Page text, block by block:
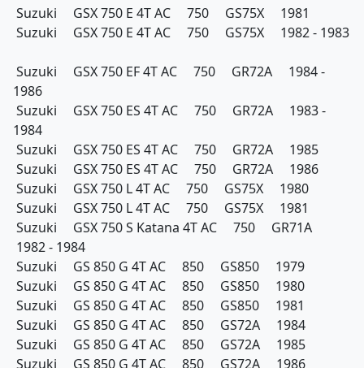
Suzuki GSX 750 E 4T AC 750 GS75X 1981
Suzuki GSX 750 E 4T AC 750 GS75X 1982 - 1983
Suzuki GSX 750 EF 4T AC 750 GR72A 1984 -
1986
Suzuki GSX 750 ES 4T AC 750 GR72A 1983 -
1984
Suzuki GSX 750 ES 4T AC 750 GR72A 1985
Suzuki GSX 750 ES 4T AC 750 GR72A 1986
Suzuki GSX 750 L 4T AC 750 GS75X 1980
Suzuki GSX 750 L 4T AC 750 GS75X 1981
Suzuki GSX 750 S Katana 4T AC 750 GR71A
1982 - 1984
Suzuki GS 850 G 4T AC 850 GS850 1979
Suzuki GS 850 G 4T AC 850 GS850 1980
Suzuki GS 850 G 4T AC 850 GS850 1981
Suzuki GS 850 G 4T AC 850 GS72A 1984
Suzuki GS 850 G 4T AC 850 GS72A 1985
Suzuki GS 850 G 4T AC 850 GS72A 1986